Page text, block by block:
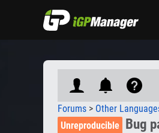
Forums > Other
Unreproducible
Bug